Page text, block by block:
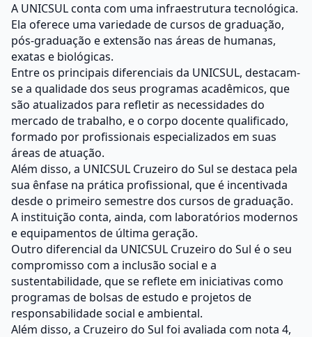
A UNICSUL conta com uma infraestrutura tecnológica.
Ela oferece uma variedade de cursos de graduação,
pós-graduação e extensão nas áreas de humanas,
exatas e biológicas.
Entre os principais diferenciais da UNICSUL, destacam-
se a qualidade dos seus programas acadêmicos, que
são atualizados para refletir as necessidades do
mercado de trabalho, e o corpo docente qualificado,
formado por profissionais especializados em suas
áreas de atuação.
Além disso, a UNICSUL Cruzeiro do Sul se destaca pela
sua ênfase na prática profissional, que é incentivada
desde o primeiro semestre dos cursos de graduação.
A instituição conta, ainda, com laboratórios modernos
e equipamentos de última geração.
Outro diferencial da UNICSUL Cruzeiro do Sul é o seu
compromisso com a inclusão social e a
sustentabilidade, que se reflete em iniciativas como
programas de bolsas de estudo e projetos de
responsabilidade social e ambiental.
Além disso, a Cruzeiro do Sul foi avaliada com nota 4,